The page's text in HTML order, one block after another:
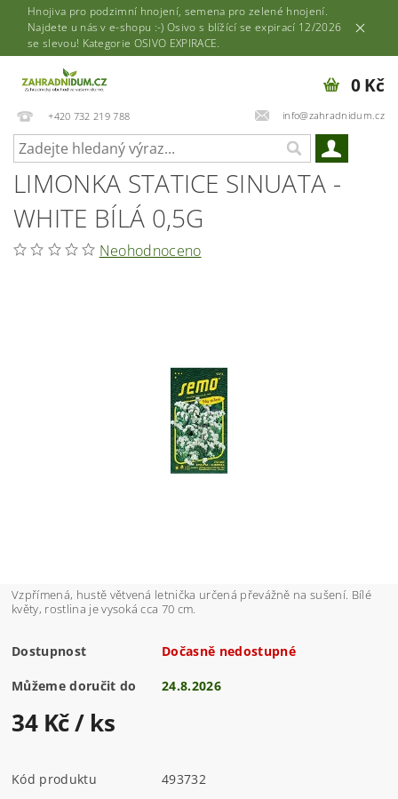
Hnojiva pro podzimní hnojení, semena pro zelené hnojení.
Najdete u nás v e-shopu :-) Osivo s blížící se expirací 12/2026
se slevou! Kategorie OSIVO EXPIRACE.
+420 732 219 788 info@zahradnidum.cz
0 Kč
LIMONKA STATICE SINUATA -
WHITE BÍLÁ 0,5G
Neohodnoceno
Vzpřímená, hustě větvená letnička určená převážně na sušení. Bílé
květy, rostlina je vysoká cca 70 cm.
Dostupnost Dočasně nedostupné
Můžeme doručit do 24.8.2026
34 Kč/ ks
Kód produktu
493732